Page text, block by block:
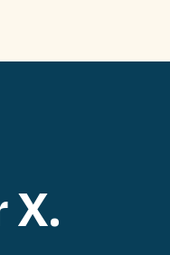
X.